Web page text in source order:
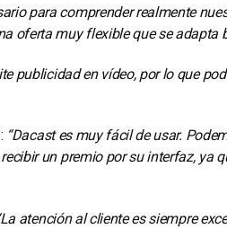
para comprender realmente
oferta muy flexible que se adapta
publicidad en vídeo, por lo que
: “Dacast es muy fácil de usar.
un premio por su interfaz, ya
atención al cliente es siempre